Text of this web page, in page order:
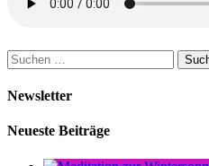
Suchen
nach:
Newsletter
Neueste Beiträge